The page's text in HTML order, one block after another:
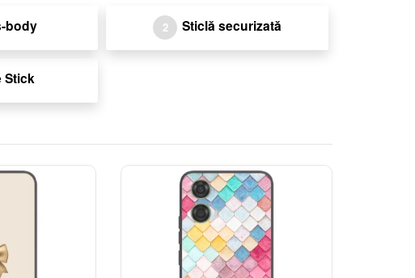
body 2 Sticlă securizată
Stick
BESTSELLER